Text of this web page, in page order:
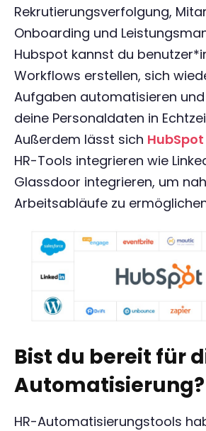
Rekrutierungsverfolgung,
Onboarding und
Hubspot kannst du
Workflows erstellen, sich
Aufgaben automatisieren und
deine Personaldaten in
Außerdem lässt sich HubSpot
HR-Tools integrieren wie
Glassdoor integrieren, um
Arbeitsabläufe zu
Bist du bereit für
HR-Automatisierungstools